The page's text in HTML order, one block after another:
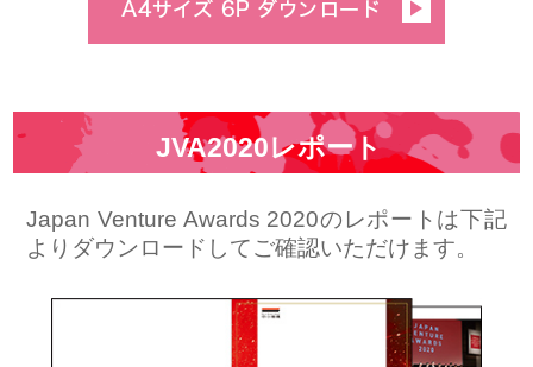
JVA2020レポート
Japan Venture Awards 2020のレポートは下記
よりダウンロードしてご確認いただけます。